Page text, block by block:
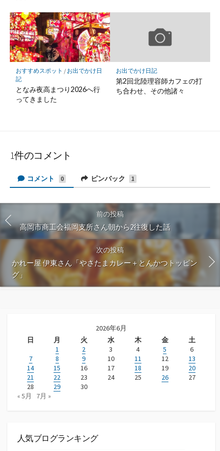
おすすめスポット / お出でかけ日
記
となみ夜高まつり2026へ行
ってきました
お出でかけ日記
第2回北陸理容師カフェの打
ち合わせ、その他諸々
1件のコメント
コメント 0 ピンバック 1
前の投稿
高岡市商工会福岡支所さん朝から2往復した話
次の投稿
かれー屋 伊東さん「やさたまカレー＋とんかつトッピン
グ」
2026年6月
日
月 火 水 木 金
土
1
2 3 4 5
6
7
8 9 10 11 12
13
14
15 16 17 18 19
20
21
22 23 24 25 26
27
28
29
30
« 5月
7月 »
人気ブログランキング